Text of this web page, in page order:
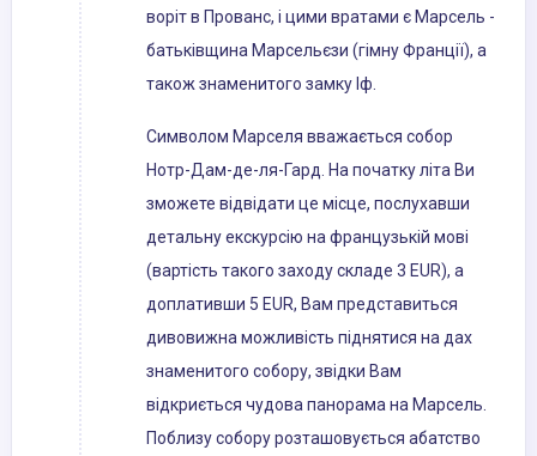
воріт в Прованс, і цими вратами є Марсель -
батьківщина Марсельєзи (гімну Франції), а
також знаменитого замку Іф.
Символом Марселя вважається собор
Нотр-Дам-де-ля-Гард. На початку літа Ви
зможете відвідати це місце, послухавши
детальну екскурсію на французькій мові
(вартість такого заходу складе 3 EUR), а
доплативши 5 EUR, Вам представиться
дивовижна можливість піднятися на дах
знаменитого собору, звідки Вам
відкриється чудова панорама на Марсель.
Поблизу собору розташовується абатство